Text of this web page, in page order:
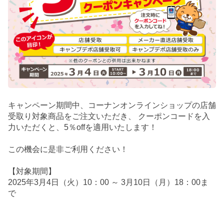
キャンペーン期間中、コーナンオンラインショップの店舗
受取り対象商品をご注文いただき、 クーポンコードを入
力いただくと、5％offを適用いたします！
この機会に是非ご利用ください！
【対象期間】
2025年3月4日（火）10：00 ～ 3月10日（月）18：00ま
で